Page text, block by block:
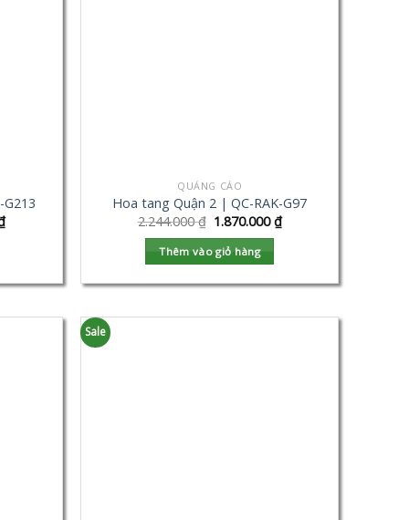
QUẢNG CÁO
Hoa tang Quận 2 | QC-RAK-G97
2.244.000₫ 1.870.000₫
Thêm vào giỏ hàng
Sale